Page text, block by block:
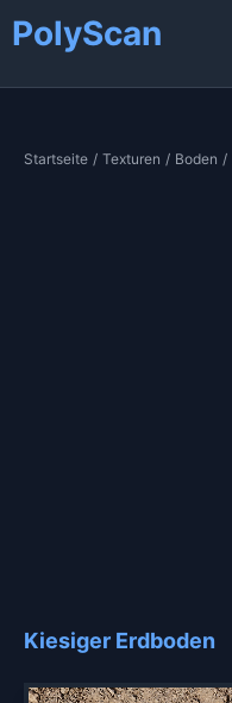
PolyScan
Startseite / Texturen / Boden /
Kiesiger Erdboden